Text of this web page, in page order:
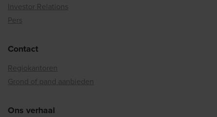
Investor Relations
Pers
Contact
Regiokantoren
Grond of pand aanbieden
Ons verhaal